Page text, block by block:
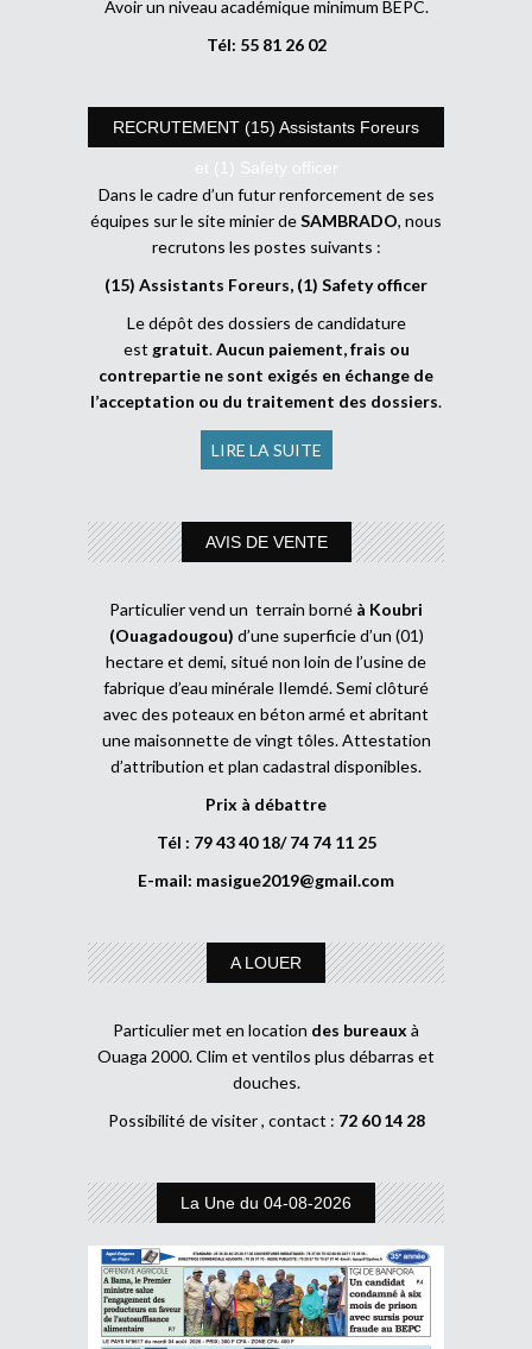
Avoir un niveau académique minimum BEPC.
Tél: 55 81 26 02
RECRUTEMENT (15) Assistants Foreurs
et (1) Safety officer
Dans le cadre d’un futur renforcement de ses
équipes sur le site minier deSAMBRADO, nous
recrutons les postes suivants :
(15) Assistants Foreurs, (1) Safety officer
Le dépôt des dossiers de candidature
est gratuit.Aucun paiement, frais ou
contrepartie ne sont exigés en échange de
l’acceptation ou du traitement des dossiers.
LIRE LA SUITE
AVIS DE VENTE
Particulier vend un terrain borné à Koubri
(Ouagadougou) d’une superficie d’un (01)
hectare et demi, situé non loin de l’usine de
fabrique d’eau minérale Ilemdé. Semi clôturé
avec des poteaux en béton armé et abritant
une maisonnette de vingt tôles. Attestation
d’attribution et plan cadastral disponibles.
Prix à débattre
Tél : 79 43 40 18/ 74 74 11 25
E-mail: masigue2019@gmail.com
A LOUER
Particulier met en location des bureaux à
Ouaga 2000. Clim et ventilos plus débarras et
douches.
Possibilité de visiter , contact : 72 60 14 28
La Une du 04-08-2026